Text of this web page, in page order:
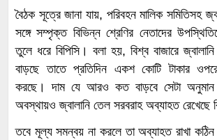
বৈঠক সূত্রে জানা যায়, পরিবহন মালিক সমিতিসহ
সঙ্গে সম্পৃক্ত বিভিন্ন শ্রেণির নেতাদের
তুলে ধরে বিপিসি। বলা হয়, বিশ্ব বাজারে
বাড়ছে তাতে প্রতিদিন একশ কোটি টাকার
করছে। দাম যে আরও কত বাড়বে সেটা অনুমান
অবস্থায়ও জ্বালানি তেল সরবরাহ অব্যাহত রেখেছে
তবে মূল্য সমন্বয় না করলে তা অব্যাহত রাখা কঠিন